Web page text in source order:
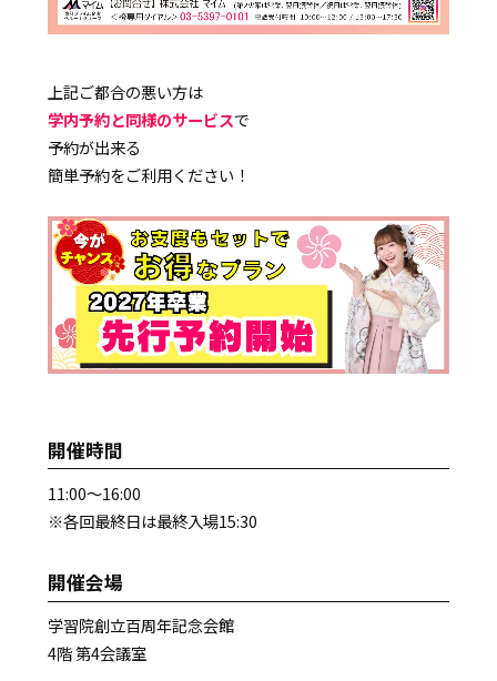
上記ご都合の悪い方は
学内予約と同様のサービスで
予約が出来る
簡単予約をご利用ください！
開催時間
11:00～16:00
※各回最終日は最終入場15:30
開催会場
学習院創立百周年記念会館
4階 第4会議室